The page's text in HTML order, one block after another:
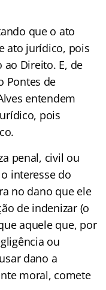
que o ato
ato jurídico, pois
Direito. E, de
Pontes de
entendem
pois
penal, civil ou
interesse do
no dano que ele
de indenizar (o
aquele que, por
ou
dano a
moral, comete